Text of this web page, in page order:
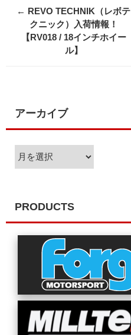
Post
navigation
← REVO TECHNIK（レボテ
クニック）入荷情報！
【RV018 / 18インチホイー
ル】
アーカイブ
PRODUCTS